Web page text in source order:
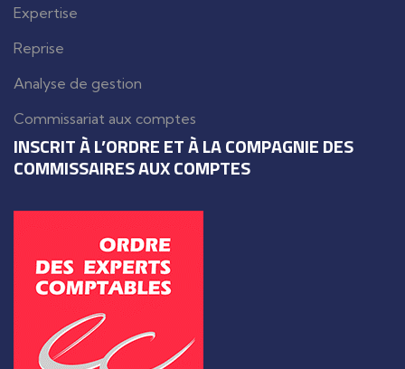
Expertise
Reprise
Analyse de gestion
Commissariat aux comptes
INSCRIT À L’ORDRE ET À LA COMPAGNIE DES
COMMISSAIRES AUX COMPTES